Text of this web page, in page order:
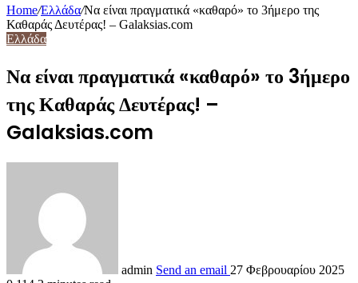
Home/Ελλάδα/Να είναι πραγματικά «καθαρό» το 3ήμερο της
Καθαράς Δευτέρας! – Galaksias.com
Ελλάδα
Να είναι πραγματικά «καθαρό» το 3ήμερο
της Καθαράς Δευτέρας! –
Galaksias.com
admin Send an email 27 Φεβρουαρίου 2025